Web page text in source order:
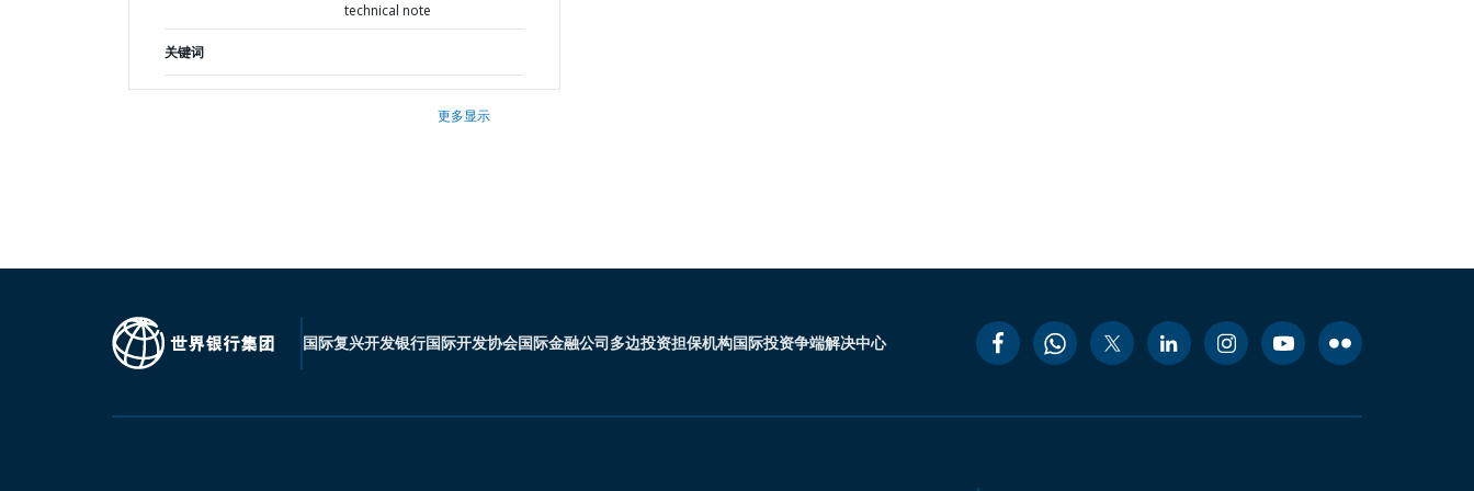
technical note
关键词
更多显示
国际复兴开发银行国际开发协会国际金融公司多边投资担保机构国际投资争端解决中心